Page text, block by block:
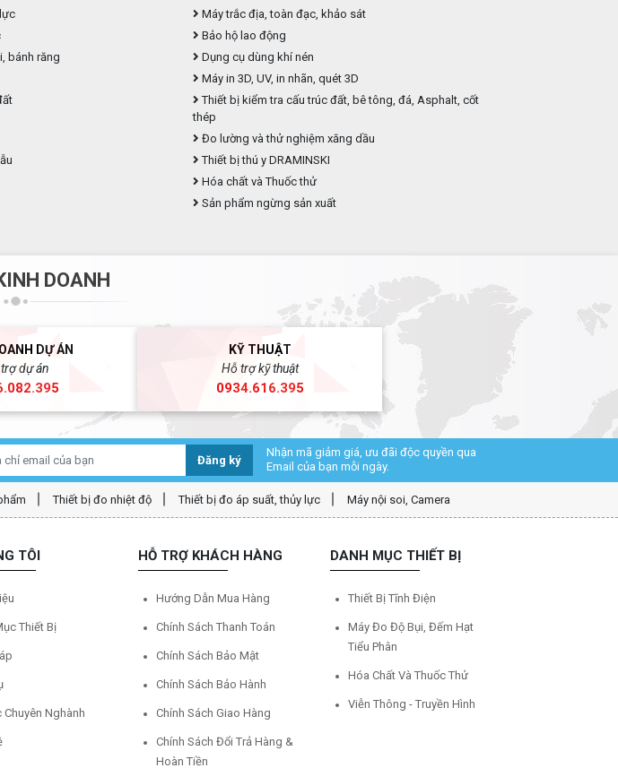
Máy trắc địa, toàn đạc, khảo sát
Bảo hộ lao động
bánh răng
Dụng cụ dùng khí nén
Máy in 3D, UV, in nhãn, quét 3D
Thiết bị kiểm tra cấu trúc đất, bê tông, đá, Asphalt, cốt
thép
Đo lường và thử nghiệm xăng dầu
Thiết bị thú y DRAMINSKI
Hóa chất và Thuốc thử
Sản phẩm ngừng sản xuất
DOANH
DỰ ÁN
dự án
KỸ THUẬT
Hỗ trợ kỹ thuật
0934.616.395
Đăng ký
Nhận mã giảm giá, ưu đãi độc quyền qua
Email của bạn mỗi ngày.
Thiết bị đo nhiệt độ Thiết bị đo áp suất, thủy lực Máy nội soi, Camera
TÔI
Thiết Bị
Chuyên Nghành
HỖ TRỢ KHÁCH HÀNG
Hướng Dẫn Mua Hàng
Chính Sách Thanh Toán
Chính Sách Bảo Mật
Chính Sách Bảo Hành
Chính Sách Giao Hàng
Chính Sách Đổi Trả Hàng &
Hoàn Tiền
DANH MỤC THIẾT BỊ
Thiết Bị Tĩnh Điện
Máy Đo Độ Bụi, Đếm Hạt
Tiểu Phân
Hóa Chất Và Thuốc Thử
Viễn Thông - Truyền Hình